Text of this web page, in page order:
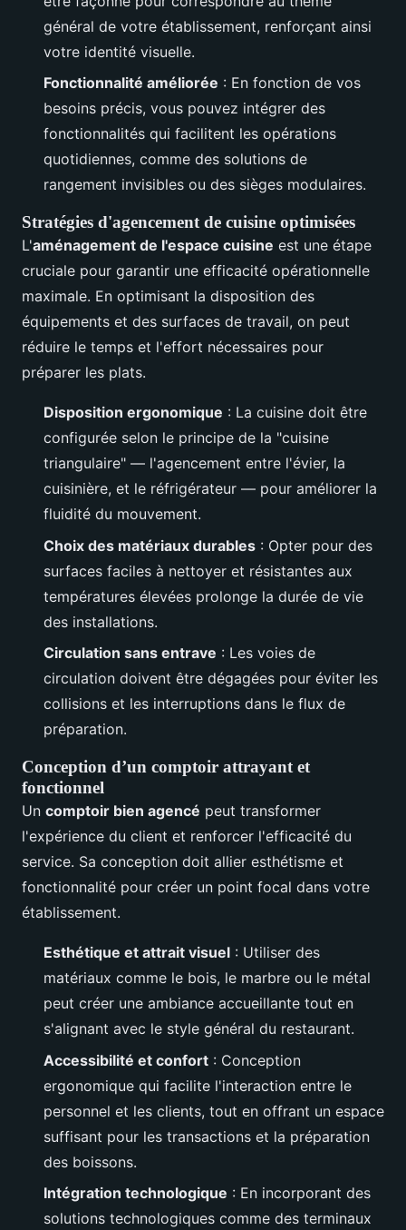
général de votre établissement, renforçant ainsi
votre identité visuelle.
Fonctionnalité améliorée : En fonction de vos
besoins précis, vous pouvez intégrer des
fonctionnalités qui facilitent les opérations
quotidiennes, comme des solutions de
rangement invisibles ou des sièges modulaires.
Stratégies d'agencement de cuisine optimisées
L'aménagement de l'espace cuisine est une étape
cruciale pour garantir une efficacité opérationnelle
maximale. En optimisant la disposition des
équipements et des surfaces de travail, on peut
réduire le temps et l'effort nécessaires pour
préparer les plats.
Disposition ergonomique : La cuisine doit être
configurée selon le principe de la "cuisine
triangulaire" — l'agencement entre l'évier, la
cuisinière, et le réfrigérateur — pour améliorer la
fluidité du mouvement.
Choix des matériaux durables : Opter pour des
surfaces faciles à nettoyer et résistantes aux
températures élevées prolonge la durée de vie
des installations.
Circulation sans entrave : Les voies de
circulation doivent être dégagées pour éviter les
collisions et les interruptions dans le flux de
préparation.
Conception d’un comptoir attrayant et
fonctionnel
Un comptoir bien agencé peut transformer
l'expérience du client et renforcer l'efficacité du
service. Sa conception doit allier esthétisme et
fonctionnalité pour créer un point focal dans votre
établissement.
Esthétique et attrait visuel : Utiliser des
matériaux comme le bois, le marbre ou le métal
peut créer une ambiance accueillante tout en
s'alignant avec le style général du restaurant.
Accessibilité et confort : Conception
ergonomique qui facilite l'interaction entre le
personnel et les clients, tout en offrant un espace
suffisant pour les transactions et la préparation
des boissons.
Intégration technologique : En incorporant des
solutions technologiques comme des terminaux